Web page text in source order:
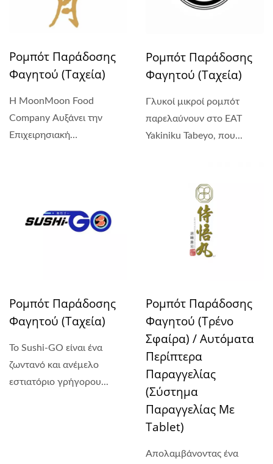
Ρομπότ Παράδοσης
Φαγητού (Ταχεία)
Η MoonMoon Food
Company Αυξάνει την
Επιχειρησιακή
Ρομπότ Παράδοσης
Φαγητού (Ταχεία)
Γλυκοί μικροί ρομπότ
παρελαύνουν στο EAT
Yakiniku Tabeyo, που...
Ρομπότ Παράδοσης
Φαγητού (Ταχεία)
Το Sushi-GO είναι ένα
ζωντανό και ανέμελο
εστιατόριο γρήγορου...
Ρομπότ Παράδοσης
Φαγητού (Τρένο
Σφαίρα) / Αυτόματα
Περίπτερα
Παραγγελίας
(Σύστημα
Παραγγελίας Με
Tablet)
Απολαμβάνοντας ένα